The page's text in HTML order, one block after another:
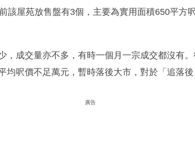
該屋苑放售盤有3個，主要為實用面積650平方
，成交量亦不多，有時一個月一宗成交都沒有
均呎價不足萬元，暫時落後大市，對於「追落後
廣告